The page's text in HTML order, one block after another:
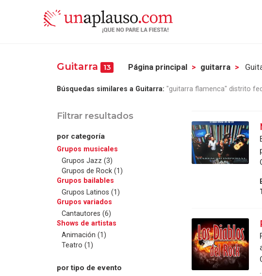
Guitarra 13 Página principal guitarra
Búsquedas similares a Guitarra: "guitarra flamenca" distrito
Filtrar resultados
por categoría
Grupos musicales
Grupos Jazz (3)
Grupos de Rock (1)
Grupos bailables
Grupos Latinos (1)
Grupos variados
Cantautores (6)
Shows de artistas
Animación (1)
Teatro (1)
por tipo de evento